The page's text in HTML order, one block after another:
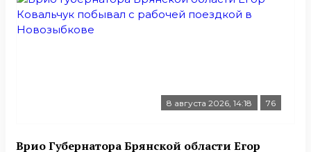
8 августа 2026, 14:18 76
Врио Губернатора Брянской области Егор